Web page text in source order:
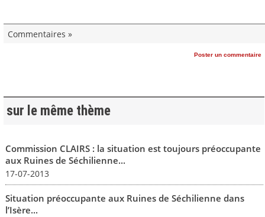
Commentaires »
Poster un commentaire
sur le même thème
Commission CLAIRS : la situation est toujours préoccupante
aux Ruines de Séchilienne...
17-07-2013
Situation préoccupante aux Ruines de Séchilienne dans
l’Isère...